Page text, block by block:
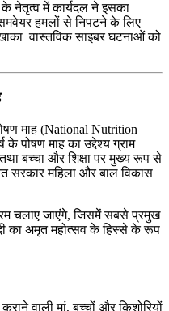
के नेतृत्व में कार्यदल ने इसका
हमलों से निपटने के लिए
वास्तविक साइबर घटनाओं को
माह (National Nutrition
पोषण माह का उद्देश्य ग्राम
बच्चा और शिक्षा पर मुख्य रूप से
सरकार महिला और बाल विकास
चलाए जाएंगे, जिसमें सबसे प्रमुख
का अमृत महोत्सव के हिस्से के रूप
वाली मां, बच्चों और किशोरियों